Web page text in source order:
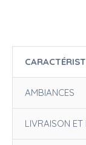
AMBIANCES
LIVRAISON ET